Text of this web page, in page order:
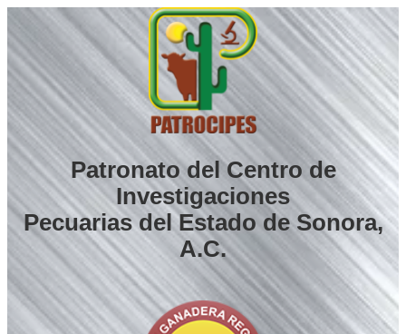
Saltar
al
contenido
Patronato del Centro de
Investigaciones
Pecuarias del Estado de Sonora,
A.C.